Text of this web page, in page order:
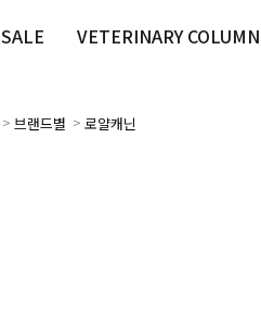
SALE VETERINARY COLUMN
> 브랜드별 > 로얄캐닌